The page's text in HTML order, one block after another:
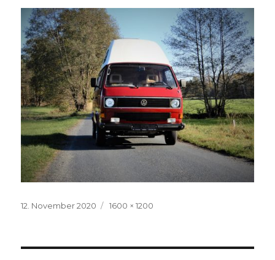
Veröffentlicht
12. November 2020
Volle
1600 × 1200